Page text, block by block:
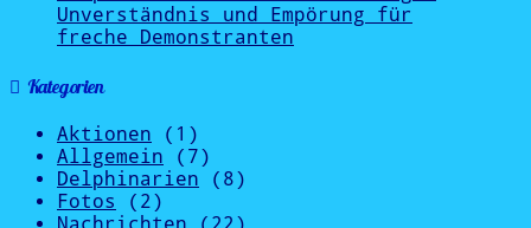
Unverständnis und Empörung für
freche Demonstranten
Kategorien
Aktionen (1)
Allgemein (7)
Delphinarien (8)
Fotos
(2)